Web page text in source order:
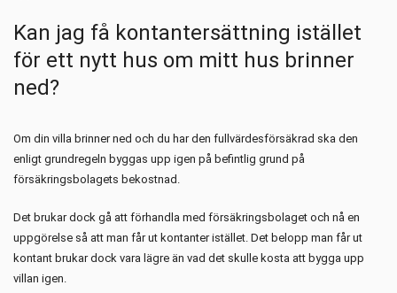
Kan jag få kontantersättning istället
för ett nytt hus om mitt hus brinner
ned?
Om din villa brinner ned och du har den fullvärdesförsäkrad ska den
enligt grundregeln byggas upp igen på befintlig grund på
försäkringsbolagets bekostnad.
Det brukar dock gå att förhandla med försäkringsbolaget och nå en
uppgörelse så att man får ut kontanter istället. Det belopp man får ut
kontant brukar dock vara lägre än vad det skulle kosta att bygga upp
villan igen.